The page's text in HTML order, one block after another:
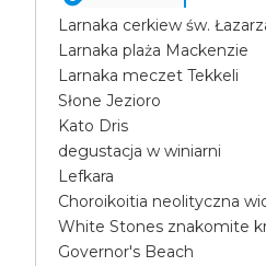
Larnaka cerkiew św.
Larnaka plaża Mackenzie
Larnaka meczet Tekkeli
Słone Jezioro
Kato Dris
degustacja w winiarni
Lefkara
Choroikoitia neolityczna
White Stones znakomite
Governor's Beach